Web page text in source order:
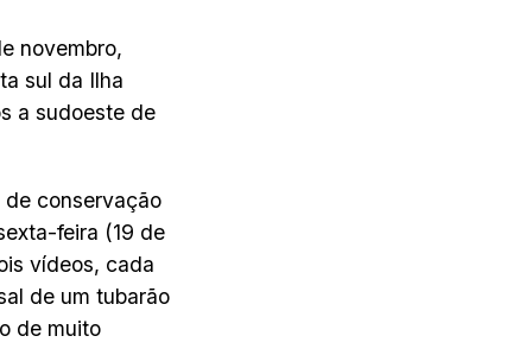
novembro,
sul da Ilha
a sudoeste de
conservação
feira (19 de
vídeos, cada
de um tubarão
de muito